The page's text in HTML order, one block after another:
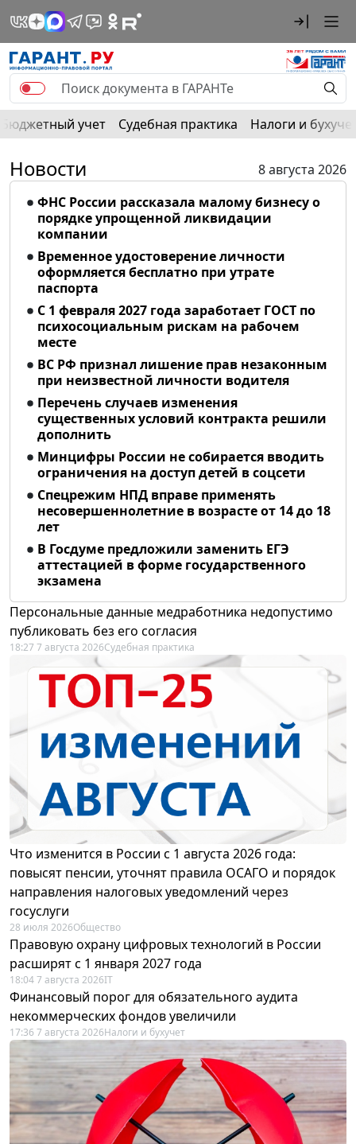
Бюджетный учет Судебная практика Налоги и
Новости
8 августа 2026
ФНС России рассказала малому бизнесу о
порядке упрощенной ликвидации
компании
Временное удостоверение личности
оформляется бесплатно при утрате
паспорта
С 1 февраля 2027 года заработает ГОСТ по
психосоциальным рискам на рабочем
месте
ВС РФ признал лишение прав незаконным
при неизвестной личности водителя
Перечень случаев изменения
существенных условий контракта решили
дополнить
Минцифры России не собирается вводить
ограничения на доступ детей в соцсети
Спецрежим НПД вправе применять
несовершеннолетние в возрасте от 14 до 18
лет
В Госдуме предложили заменить ЕГЭ
аттестацией в форме государственного
экзамена
Персональные данные медработника недопустимо
публиковать без его согласия
18:27 7 августа 2026Судебная практика
Что изменится в России с 1 августа 2026 года:
повысят пенсии, уточнят правила ОСАГО и порядок
направления налоговых уведомлений через
госуслуги
28 июля 2026Общество
Правовую охрану цифровых технологий в России
расширят с 1 января 2027 года
18:04 7 августа 2026IT
Финансовый порог для обязательного аудита
некоммерческих фондов увеличили
17:36 7 августа 2026Налоги и бухучет